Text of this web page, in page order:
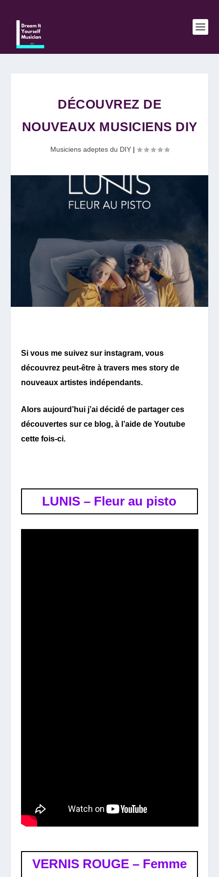
DÉCOUVREZ DE
NOUVEAUX MUSICIENS DIY
Musiciens adeptes du DIY|
Si vous me suivez sur instagram, vous
découvrez peut-être à travers mes story de
nouveaux artistes indépendants.
Alors aujourd’hui j’ai décidé de partager ces
découvertes sur ce blog, à l’aide de Youtube
cette fois-ci.
LUNIS – Fleur au pisto
VERNIS ROUGE – Femme